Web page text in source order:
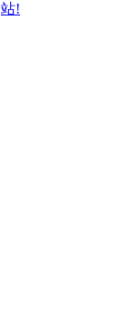
站!